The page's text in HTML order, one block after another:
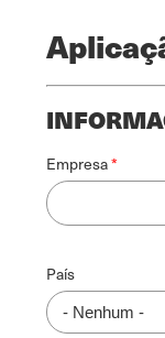
Empresa
Endereço
País